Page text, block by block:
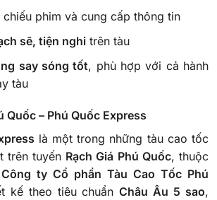
chiếu phim và cung cấp thông tin
sẽ, tiện nghitrên tàu
say sóng tốt, phù hợp với cả hành
tàu
Quốc – Phú Quốc Express
là một trong những tàu cao tốc
trên tuyến Rạch Giá Phú Quốc, thuộc
Công ty Cổ phần Tàu Cao Tốc Phú
kế theo tiêu chuẩnChâu Âu 5 sao,